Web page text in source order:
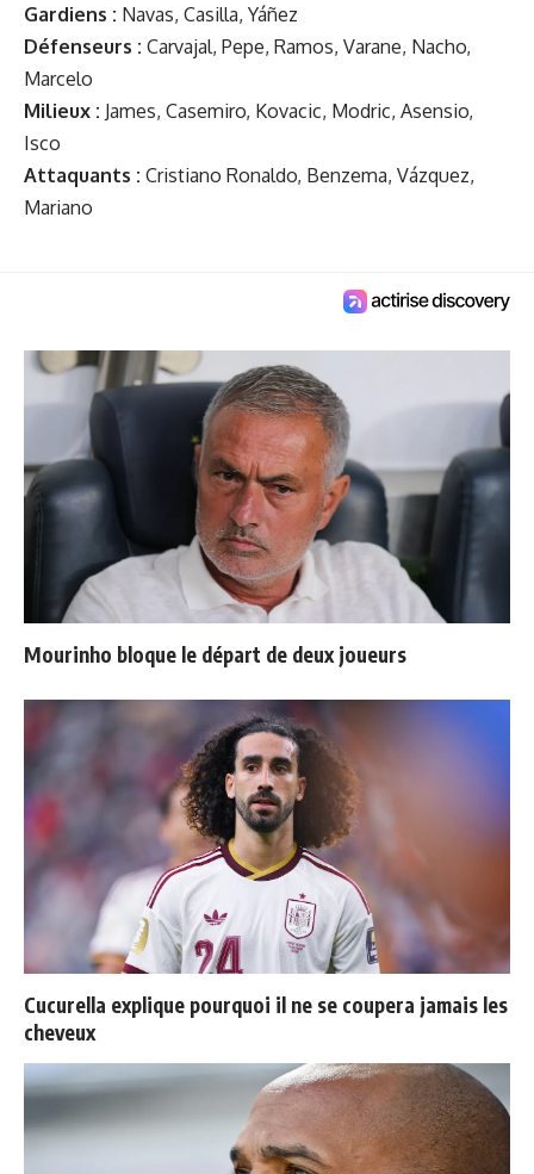
Gardiens : Navas, Casilla, Yáñez
Défenseurs : Carvajal, Pepe, Ramos, Varane, Nacho,
Marcelo
Milieux : James, Casemiro, Kovacic, Modric, Asensio,
Isco
Attaquants : Cristiano Ronaldo, Benzema, Vázquez,
Mariano
Mourinho bloque le départ de deux joueurs
Cucurella explique pourquoi il ne se coupera jamais les
cheveux